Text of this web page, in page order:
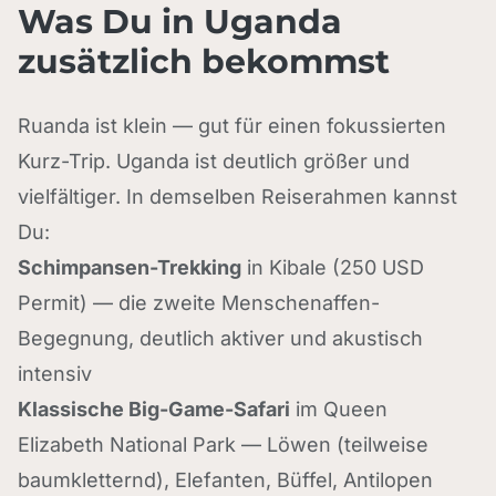
Was Du in Uganda
zusätzlich bekommst
Ruanda ist klein — gut für einen fokussierten
Kurz-Trip. Uganda ist deutlich größer und
vielfältiger. In demselben Reiserahmen kannst
Du:
Schimpansen-Trekking in Kibale (250 USD
Permit) — die zweite Menschenaffen-
Begegnung, deutlich aktiver und akustisch
intensiv
Klassische Big-Game-Safari im Queen
Elizabeth National Park — Löwen (teilweise
baumkletternd), Elefanten, Büffel, Antilopen